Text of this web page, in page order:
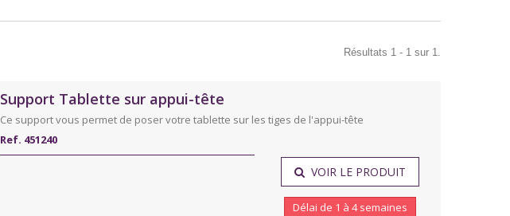
Résultats 1 - 1 sur 1.
Support Tablette sur appui-tête
Ce support vous permet de poser votre tablette sur les tiges de l'appui-tête
Ref. 451240
VOIR LE PRODUIT
Délai de 1 à 4 semaines